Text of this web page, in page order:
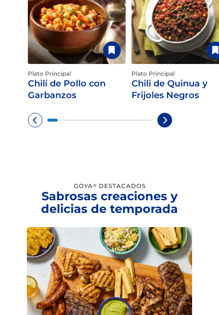
Plato Principal
Chili de Pollo con
Garbanzos
Plato Principal
Chili de Quinua y
Frijoles Negros
GOYA® DESTACADOS
Sabrosas creaciones y
delicias de temporada